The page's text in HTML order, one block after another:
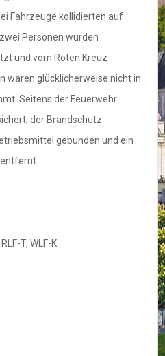
Fahrzeuge kollidierten auf
Personen wurden
und vom Roten Kreuz
waren glücklicherweise nicht in
Seitens der Feuerwehr
der Brandschutz
gebunden und ein
entfernt.
T, WLF-K